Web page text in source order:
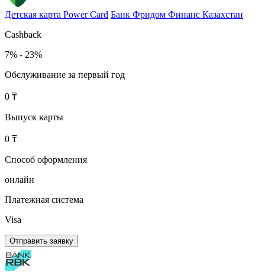
Детская карта Power Card Банк Фридом Финанс Казахстан
Cashback
7% - 23%
Обслуживание за первый год
0 ₸
Выпуск карты
0 ₸
Способ оформления
онлайн
Платежная система
Visa
Отправить заявку